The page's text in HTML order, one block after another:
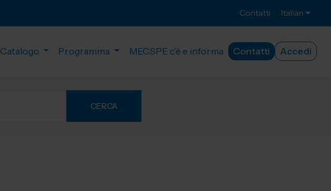
Contatti Italian
Catalogo Programma MECSPE c’è e informa Contatti Accedi
CERCA